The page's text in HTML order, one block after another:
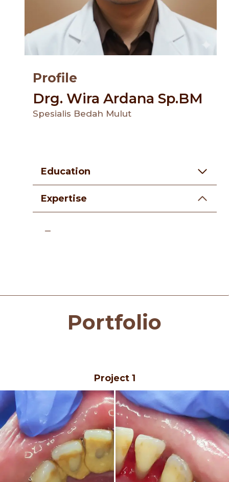
Profile
Drg. Wira Ardana Sp.BM
Spesialis Bedah Mulut
Education
Expertise
Portfolio
Project 1